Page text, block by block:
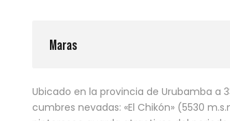
Maras
Ubicado en la provincia de Urubamba a
cumbres nevadas: «El Chikón» (5530